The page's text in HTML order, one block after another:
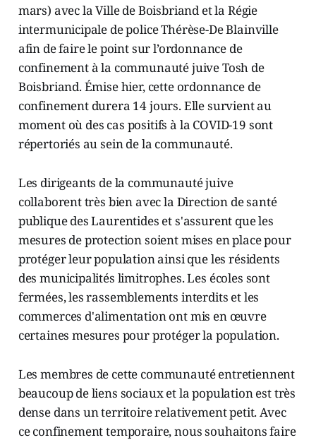
mars) avec la Ville de Boisbriand et la Régie
intermunicipale de police Thérèse-De Blainville
afin de faire le point sur l’ordonnance de
confinement à la communauté juive Tosh de
Boisbriand. Émise hier, cette ordonnance de
confinement durera 14 jours. Elle survient au
moment où des cas positifs à la COVID-19 sont
répertoriés au sein de la communauté.
Les dirigeants de la communauté juive
collaborent très bien avec la Direction de santé
publique des Laurentides et s'assurent que les
mesures de protection soient mises en place pour
protéger leur population ainsi que les résidents
des municipalités limitrophes. Les écoles sont
fermées, les rassemblements interdits et les
commerces d'alimentation ont mis en œuvre
certaines mesures pour protéger la population.
Les membres de cette communauté entretiennent
beaucoup de liens sociaux et la population est très
dense dans un territoire relativement petit. Avec
ce confinement temporaire, nous souhaitons faire